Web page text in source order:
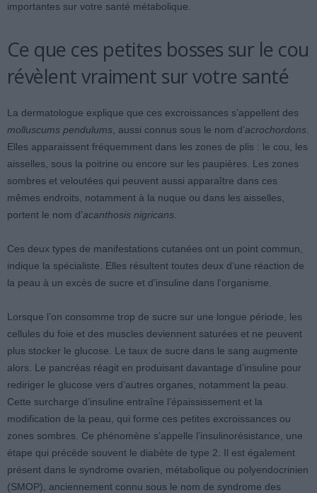
importantes sur votre santé métabolique.
Ce que ces petites bosses sur le cou
révèlent vraiment sur votre santé
La dermatologue explique que ces excroissances s’appellent des
molluscums pendulums , aussi connus sous le nom d’acrochordons
Elles apparaissent fréquemment dans les zones de plis : le cou, les
aisselles, sous la poitrine ou encore sur les paupières. Les zones
sombres et veloutées qui peuvent aussi apparaître dans ces
mêmes endroits, notamment à la nuque ou dans les aisselles,
portent le nom d’acanthosis nigricans
Ces deux types de manifestations cutanées ont un point commun,
indique la spécialiste. Elles résultent toutes deux d’une réaction de
la peau à un excès de sucre et d’insuline dans l’organisme.
Lorsque l’on consomme trop de sucre sur une longue période, les
cellules du foie et des muscles deviennent saturées et ne peuvent
plus stocker le glucose. Le taux de sucre dans le sang augmente
alors. Le pancréas réagit en produisant davantage d’insuline pour
rediriger le glucose vers d’autres organes, notamment la peau.
Cette surcharge d’insuline entraîne l’épaississement et la
modification de la peau, qui forme ces petites excroissances ou
zones sombres. Ce phénomène s’appelle l’insulinorésistance, une
étape qui précède souvent le diabète de type 2. Il est également
présent dans le syndrome ovarien, métabolique ou polyendocrinien
(SMOP), anciennement connu sous le nom de syndrome des